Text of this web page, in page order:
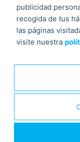
publicidad
recogida de tus
las páginas
visite nuestra